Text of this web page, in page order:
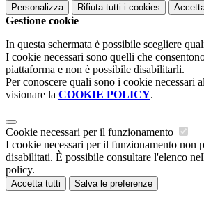
Personalizza Rifiuta tutti i cookies
Gestione cookie
In questa schermata è possibile scegliere
I cookie necessari sono quelli che
piattaforma e non è possibile disabilitarli.
Per conoscere quali sono i cookie necessari
visionare la COOKIE POLICY.
Cookie necessari per il funzionamento
I cookie necessari per il funzionamento non
disabilitati. È possibile consultare l'elenco
policy.
Accetta tutti Salva le preferenze